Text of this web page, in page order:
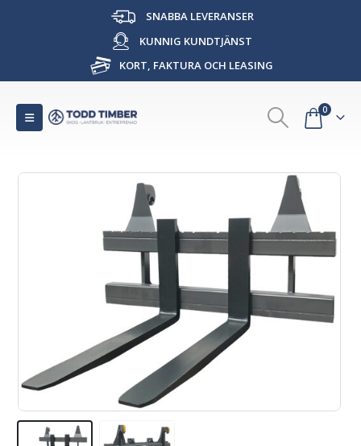
SNABBA LEVERANSER
KUNNIG KUNDTJÄNST
KORT, FAKTURA OCH LEASING
0